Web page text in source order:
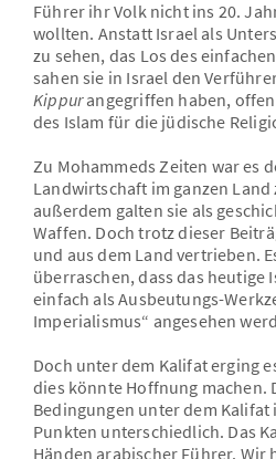
Führer ihr Volk nicht ins 20.
wollten. Anstatt Israel als
zu sehen, das Los des
sahen sie in Israel den
Kippurangegriffen haben,
des Islam für die jüdische
Zu Mohammeds Zeiten war es
Landwirtschaft im ganzen
außerdem galten sie als
Waffen. Doch trotz dieser
und aus dem Land vertrieben.
überraschen, dass das heutige
einfach als Ausbeutungs-
Imperialismus“ angesehen
Doch unter dem Kalifat erging
dies könnte Hoffnung machen.
Bedingungen unter dem Kalifat
Punkten unterschiedlich. Das
Händen arabischer Führer. Wir